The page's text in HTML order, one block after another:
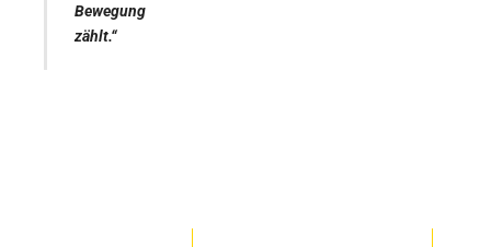
Bewegung
zählt.“